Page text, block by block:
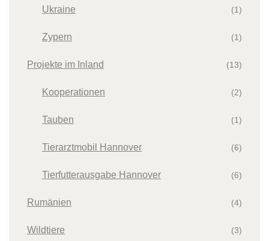
Ukraine (1)
Zypern (1)
Projekte im Inland (13)
Kooperationen (2)
Tauben (1)
Tierarztmobil Hannover (6)
Tierfutterausgabe Hannover (6)
Rumänien (4)
Wildtiere (3)